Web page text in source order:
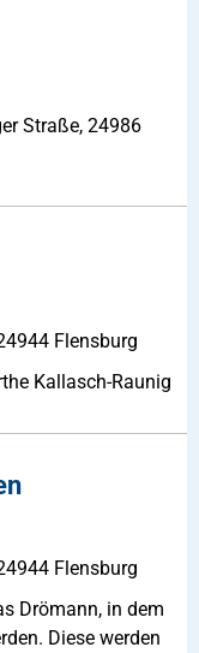
Straße, 24986
Flensburg
Kallasch-Raunig
Flensburg
Drömann, in dem
Diese werden